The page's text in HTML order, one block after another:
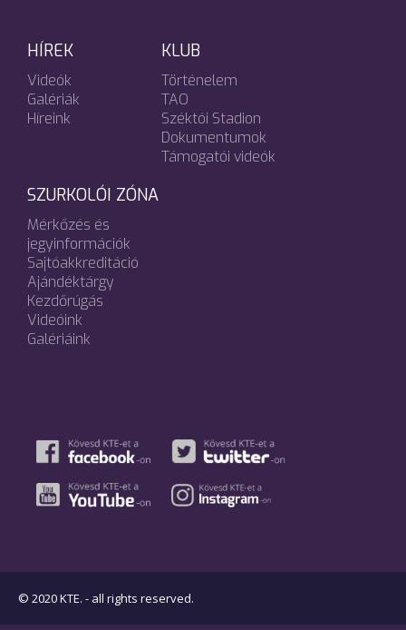
HÍREK
Videók
Galériák
Híreink
KLUB
Történelem
TAO
Széktói Stadion
Dokumentumok
Támogatói videók
SZURKOLÓI ZÓNA
Mérkőzés és
jegyinformációk
Sajtóakkreditáció
Ajándéktárgy
Kezdőrúgás
Videóink
Galériáink
© 2020 KTE. - all rights reserved.